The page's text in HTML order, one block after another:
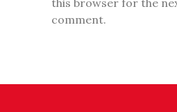
this browser for the
comment.